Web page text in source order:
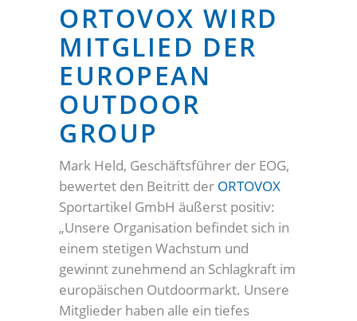
ORTOVOX WIRD
MITGLIED DER
EUROPEAN
OUTDOOR
GROUP
Mark Held, Geschäftsführer der EOG,
bewertet den Beitritt der ORTOVOX
Sportartikel GmbH äußerst positiv:
„Unsere Organisation befindet sich in
einem stetigen Wachstum und
gewinnt zunehmend an Schlagkraft im
europäischen Outdoormarkt. Unsere
Mitglieder haben alle ein tiefes